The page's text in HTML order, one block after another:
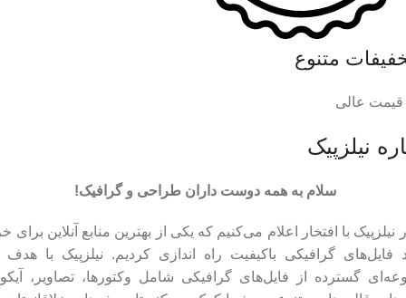
متنوع
قیمت عالی
نیلزپیک
سلام به همه دوست داران طراحی و گرافیک!
نیلزپیک با افتخار اعلام می‌کنیم که یکی از بهترین منابع آنلاین برای
فایل‌های گرافیکی باکیفیت راه اندازی کردیم. نیلزپیک با هدف
گسترده از فایل‌های گرافیکی شامل وکتورها، تصاویر،